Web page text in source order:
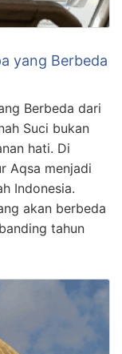
yang Berbeda
Berbeda dari
Suci bukan
hati. Di
Aqsa menjadi
Indonesia.
akan berbeda
tahun